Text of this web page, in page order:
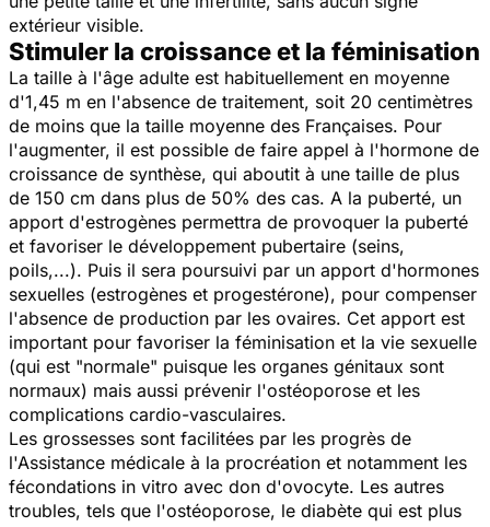
extérieur visible.
Stimuler la croissance et la féminisation
La taille à l'âge adulte est habituellement en moyenne
d'1,45 m en l'absence de traitement, soit 20 centimètres
de moins que la taille moyenne des Françaises. Pour
l'augmenter, il est possible de faire appel à l'hormone de
croissance de synthèse, qui aboutit à une taille de plus
de 150 cm dans plus de 50% des cas. A la puberté, un
apport d'estrogènes permettra de provoquer la puberté
et favoriser le développement pubertaire (seins,
poils,...). Puis il sera poursuivi par un apport d'hormones
sexuelles (estrogènes et progestérone), pour compenser
l'absence de production par les ovaires. Cet apport est
important pour favoriser la féminisation et la vie sexuelle
(qui est "normale" puisque les organes génitaux sont
normaux) mais aussi prévenir l'ostéoporose et les
complications cardio-vasculaires.
Les grossesses sont facilitées par les progrès de
l'Assistance médicale à la procréation et notamment les
fécondations in vitro avec don d'ovocyte. Les autres
troubles, tels que l'ostéoporose, le diabète qui est plus